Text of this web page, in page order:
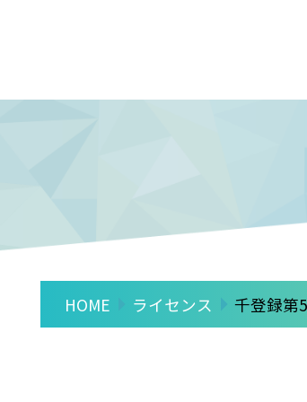
ブログ
個人情報保護方針
HOME ライセンス 千登録第